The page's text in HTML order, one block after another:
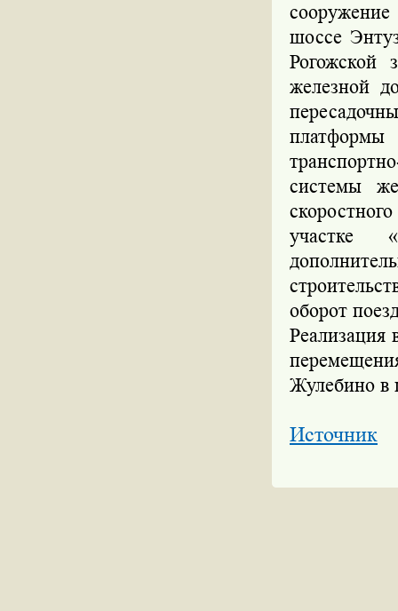
шоссе
Рогожской
железной
платформы
системы
участке
оборот
Реализация
Жулебино в
Источник